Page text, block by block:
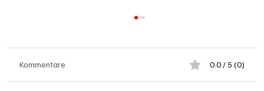
Kommentare 0.0 / 5 (0)